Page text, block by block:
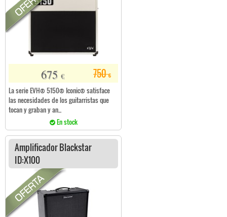
750€
675 €
La serie EVH® 5150® Iconic® satisface
las necesidades de los guitarristas que
tocan y graban y an...
En stock
Amplificador Blackstar
ID:X100